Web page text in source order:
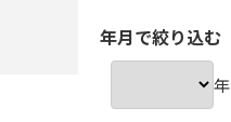
年月で絞り込む
年